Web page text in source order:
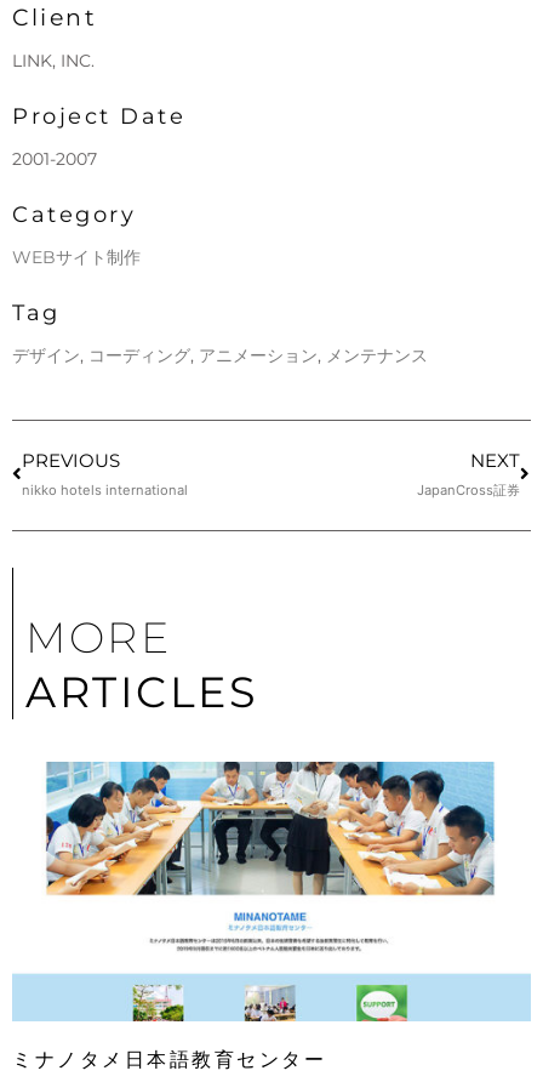
Client
LINK, INC.
Project Date
2001-2007
Category
WEBサイト制作
Tag
デザイン, コーディング, アニメーション, メンテナンス
PREVIOUS
nikko hotels international
NEXT
JapanCross証券
MORE
ARTICLES
ミナノタメ日本語教育センター